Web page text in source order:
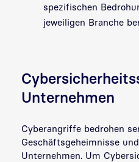
spezifischen
jeweiligen Branche
Unternehmen
Cyberangriffe bedrohen
Geschäftsgeheimnisse
Unternehmen. Um